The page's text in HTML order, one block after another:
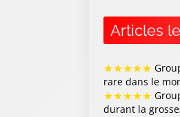
Articles
★★★★★
rare dans le
★★★★★
durant la